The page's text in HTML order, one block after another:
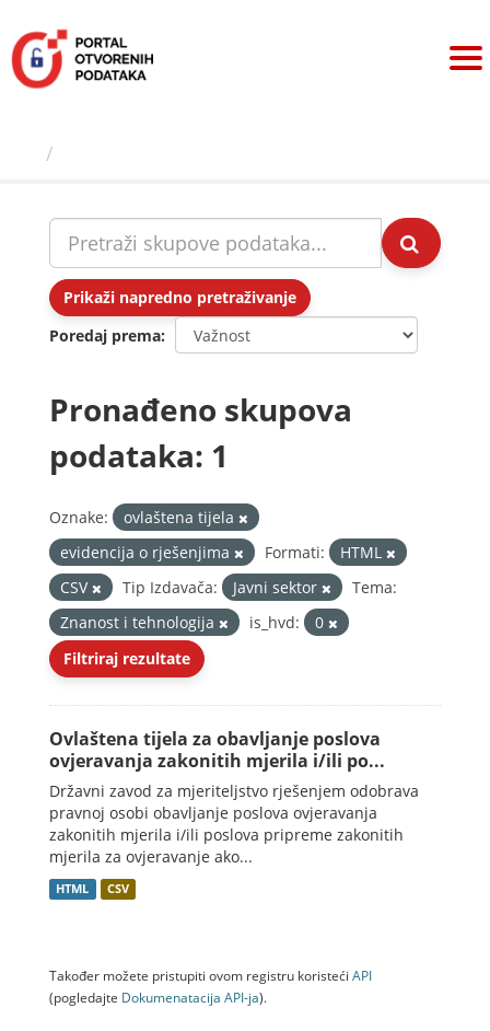
sadržaj
Prikaži napredno pretraživanje
Poredaj prema
Pronađeno skupova
podataka: 1
Oznake:
ovlaštena tijela
evidencija o rješenjima
Formati:
HTML
CSV
Tip Izdavača: Javni sektor
Tema:
Znanost i tehnologija
is_hvd:
0
Filtriraj rezultate
Ovlaštena tijela za obavljanje poslova
ovjeravanja zakonitih mjerila i/ili po...
Državni zavod za mjeriteljstvo rješenjem odobrava
pravnoj osobi obavljanje poslova ovjeravanja
zakonitih mjerila i/ili poslova pripreme zakonitih
mjerila za ovjeravanje ako...
HTML CSV
Također možete pristupiti ovom registru koristeći API
(pogledajte Dokumenаtаcijа API-jа).